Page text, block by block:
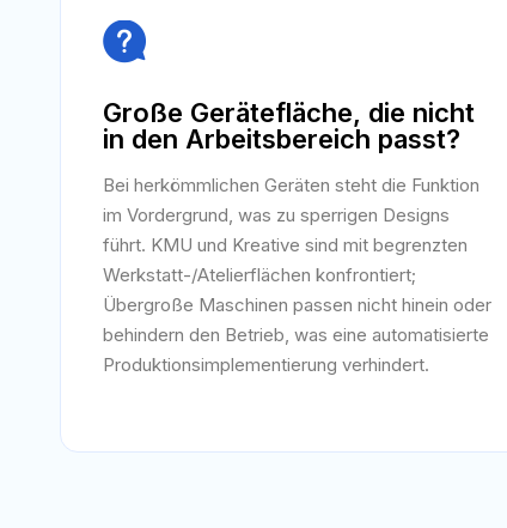

Große Gerätefläche, die nicht
in den Arbeitsbereich passt?
Bei herkömmlichen Geräten steht die Funktion
im Vordergrund, was zu sperrigen Designs
führt. KMU und Kreative sind mit begrenzten
Werkstatt-/Atelierflächen konfrontiert;
Übergroße Maschinen passen nicht hinein oder
behindern den Betrieb, was eine automatisierte
Produktionsimplementierung verhindert.